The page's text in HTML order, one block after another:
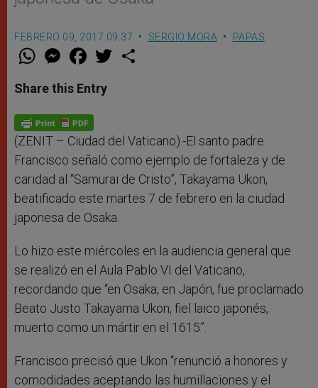
FEBRERO 09, 2017 09:37 SERGIO MORA PAPAS
W
t
s
p
p
M
e
s
e
g
e
F
a
e
b
o
k
w
Share this Entry
(ZENIT – Ciudad del Vaticano).-El santo padre
Francisco señaló como ejemplo de fortaleza y de
caridad al “Samurai de Cristo”, Takayama Ukon,
beatificado este martes 7 de febrero en la ciudad
japonesa de Osaka.
Lo hizo este miércoles en la audiencia general que
se realizó en el Aula Pablo VI del Vaticano,
recordando que “en Osaka, en Japón, fue proclamado
Beato Justo Takayama Ukon, fiel laico japonés,
muerto como un mártir en el 1615”.
Francisco precisó que Ukon “renunció a honores y
comodidades aceptando las humillaciones y el